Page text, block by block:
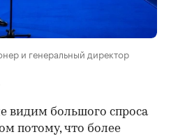
и генеральный директор
видим большого спроса
потому, что более